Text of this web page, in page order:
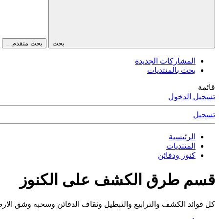
بحث بحث متقدم…
المشاركات الجديدة
بحث بالمنتديات
قائمة
تسجيل الدخول
تسجيل
الرئيسية
المنتديات
كنوز ودفائن
قسم طرق الكشف على الكنوز
كل فوائد الكشف والترابيع والتبطيل وثقاف الدفائن وسحبه وشق